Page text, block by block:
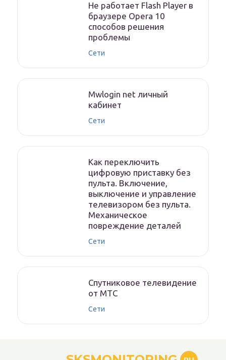
Не работает Flash Player в
браузере Opera 10
способов решения
проблемы
Сети
Mwlogin net личный
кабинет
Сети
Как переключить
цифровую приставку без
пульта. Включение,
выключение и управление
телевизором без пульта.
Механическое
повреждение деталей
Сети
Спутниковое телевидение
от МТС
Сети